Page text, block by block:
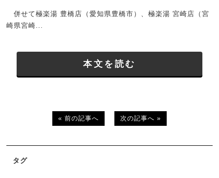
併せて極楽湯 豊橋店（愛知県豊橋市）、極楽湯 宮崎店（宮
崎県宮崎...
本文を読む
« 前の記事へ 次の記事へ »
タグ